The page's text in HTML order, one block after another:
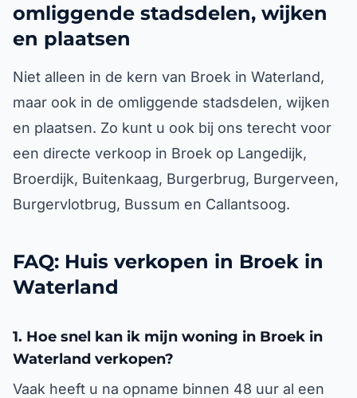
omliggende stadsdelen, wijken
en plaatsen
Niet alleen in de kern van Broek in Waterland,
maar ook in de omliggende stadsdelen, wijken
en plaatsen. Zo kunt u ook bij ons terecht voor
een directe verkoop in Broek op Langedijk,
Broerdijk, Buitenkaag, Burgerbrug, Burgerveen,
Burgervlotbrug, Bussum en Callantsoog.
FAQ: Huis verkopen in Broek in
Waterland
1. Hoe snel kan ik mijn woning in Broek in
Waterland verkopen?
Vaak heeft u na opname binnen 48 uur al een